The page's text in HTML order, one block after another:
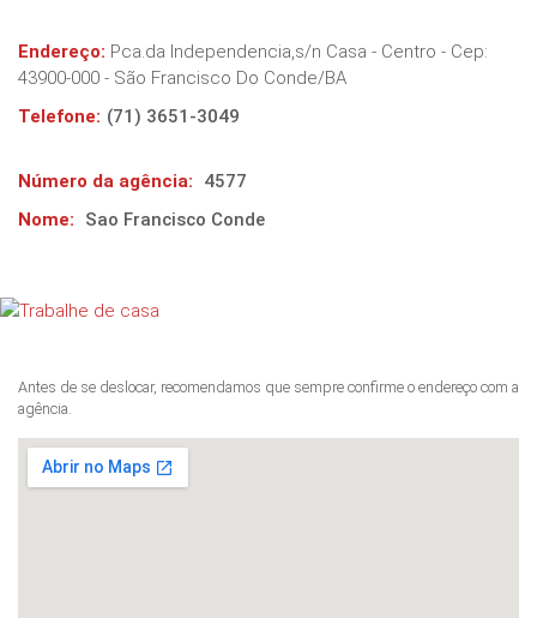
Endereço: Pca.da Independencia,s/n Casa - Centro - Cep:
43900-000 - São Francisco Do Conde/BA
Telefone: (71) 3651-3049
Número da agência:
4577
Nome:
Sao Francisco Conde
Antes de se deslocar, recomendamos que sempre confirme o endereço com a
agência.